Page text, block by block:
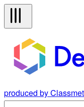
produced by